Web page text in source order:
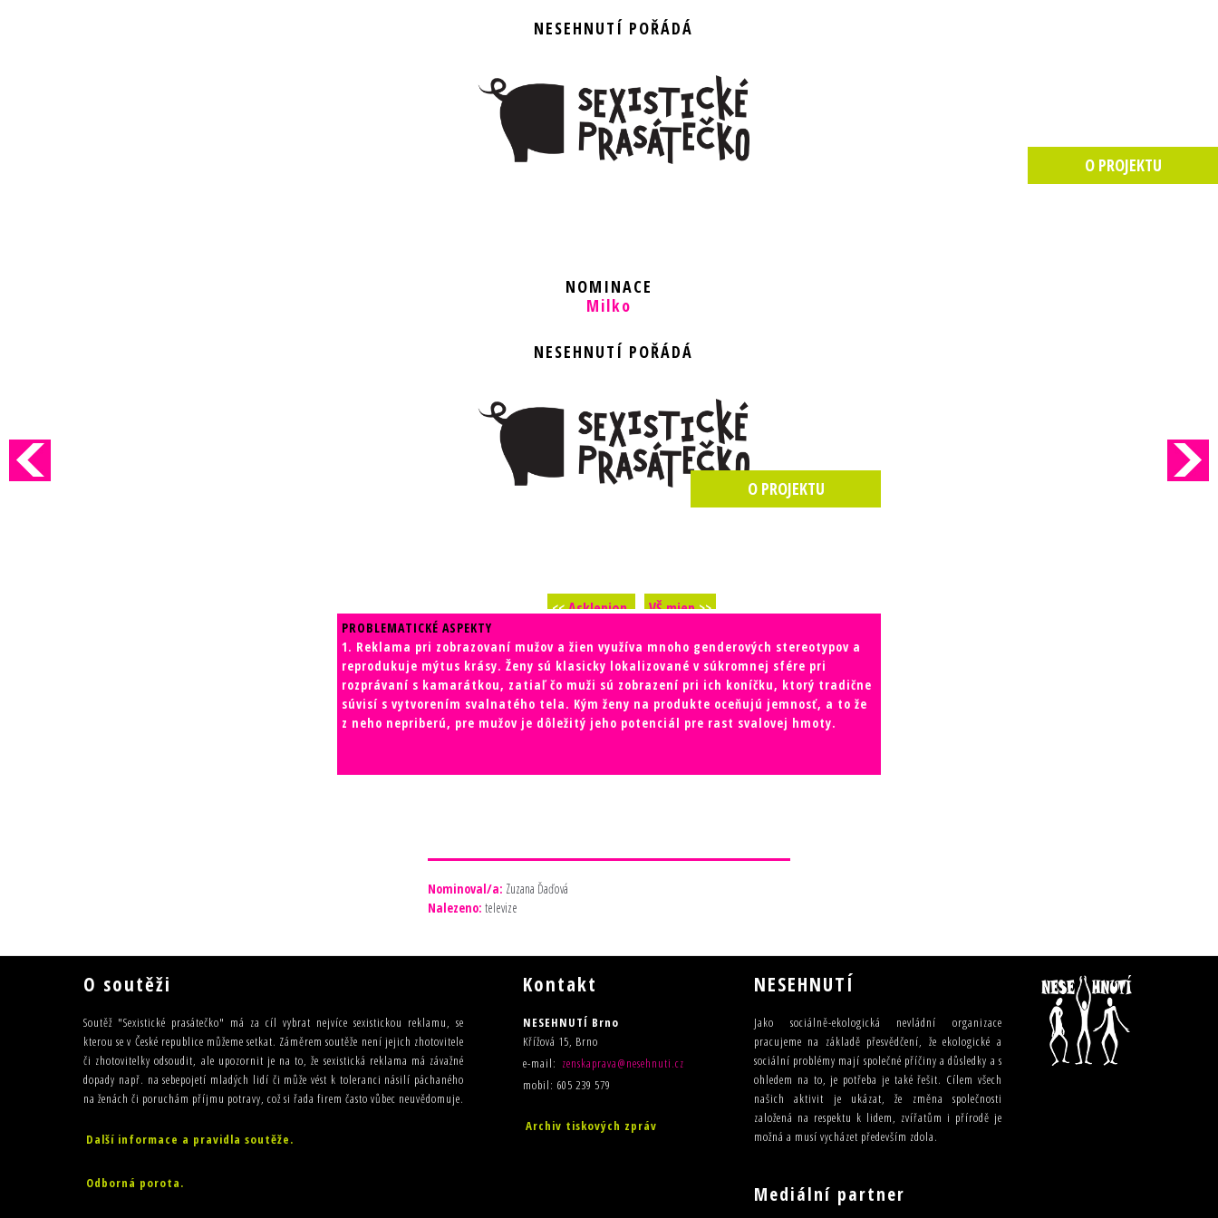
NESEHNUTÍ POŘÁDÁ
O PROJEKTU
NOMINACE
Milko
PROBLEMATICKÉ ASPEKTY
1. Reklama pri zobrazovaní mužov a žien využíva mnoho genderových stereotypov a
reprodukuje mýtus krásy. Ženy sú klasicky lokalizované v súkromnej sfére pri
rozprávaní s kamarátkou, zatiaľ čo muži sú zobrazení pri ich koníčku, ktorý tradične
súvisí s vytvorením svalnatého tela. Kým ženy na produkte oceňujú jemnosť, a to že
z neho nepriberú, pre mužov je dôležitý jeho potenciál pre rast svalovej hmoty.
Nominoval/a: Zuzana Ďaďová
Nalezeno: televize
O soutěži
Soutěž "Sexistické prasátečko" má za cíl vybrat nejvíce sexistickou reklamu, se
kterou se v České republice můžeme setkat. Záměrem soutěže není jejich zhotovitele
či zhotovitelky odsoudit, ale upozornit je na to, že sexistická reklama má závažné
dopady např. na sebepojetí mladých lidí či může vést k toleranci násilí páchaného
na ženách či poruchám příjmu potravy, což si řada firem často vůbec neuvědomuje.
Další informace a pravidla soutěže.
Odborná porota.
Kontakt
NESEHNUTÍ Brno
Křížová 15, Brno
e-mail: zenskaprava@nesehnuti.cz
mobil: 605 239 579
Archiv tiskových zpráv
NESEHNUTÍ
Jako sociálně-ekologická nevládní organizace
pracujeme na základě přesvědčení, že ekologické a
sociální problémy mají společné příčiny a důsledky a s
ohledem na to, je potřeba je také řešit. Cílem všech
našich aktivit je ukázat, že změna společnosti
založená na respektu k lidem, zvířatům i přírodě je
možná a musí vycházet především zdola.
Mediální partner